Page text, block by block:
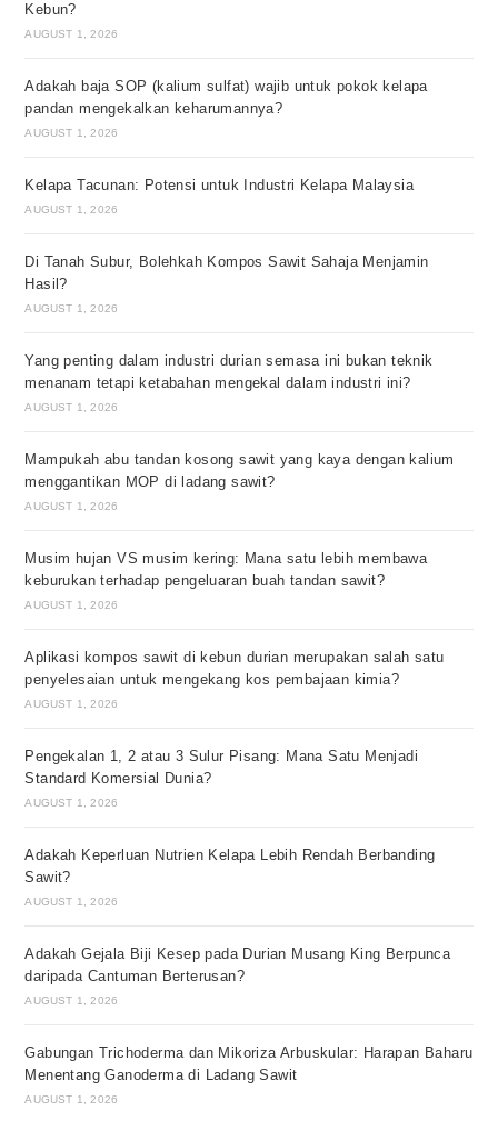
Kebun?
AUGUST 1, 2026
Adakah baja SOP (kalium sulfat) wajib untuk pokok kelapa
pandan mengekalkan keharumannya?
AUGUST 1, 2026
Kelapa Tacunan: Potensi untuk Industri Kelapa Malaysia
AUGUST 1, 2026
Di Tanah Subur, Bolehkah Kompos Sawit Sahaja Menjamin
Hasil?
AUGUST 1, 2026
Yang penting dalam industri durian semasa ini bukan teknik
menanam tetapi ketabahan mengekal dalam industri ini?
AUGUST 1, 2026
Mampukah abu tandan kosong sawit yang kaya dengan kalium
menggantikan MOP di ladang sawit?
AUGUST 1, 2026
Musim hujan VS musim kering: Mana satu lebih membawa
keburukan terhadap pengeluaran buah tandan sawit?
AUGUST 1, 2026
Aplikasi kompos sawit di kebun durian merupakan salah satu
penyelesaian untuk mengekang kos pembajaan kimia?
AUGUST 1, 2026
Pengekalan 1, 2 atau 3 Sulur Pisang: Mana Satu Menjadi
Standard Komersial Dunia?
AUGUST 1, 2026
Adakah Keperluan Nutrien Kelapa Lebih Rendah Berbanding
Sawit?
AUGUST 1, 2026
Adakah Gejala Biji Kesep pada Durian Musang King Berpunca
daripada Cantuman Berterusan?
AUGUST 1, 2026
Gabungan Trichoderma dan Mikoriza Arbuskular: Harapan Baharu
Menentang Ganoderma di Ladang Sawit
AUGUST 1, 2026